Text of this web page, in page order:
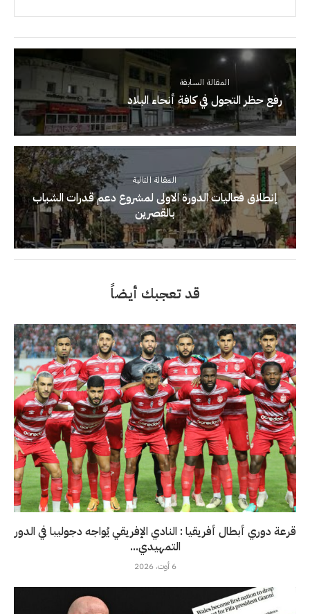
المقالة السابقة
رفع حظر التجول في كافة أنحاء البلاد
المقالة التالية
إنطلاق فعاليات الدورة الاولى لمشروع دعم قدرات الشباب
بالقصرين
قد تعجبك أيضاً
قرعة دوري أبطال أفريقيا : النادي الإفريقي يُواجه دجوليبا في الدور
التمهيدي...
6 أوت، 2026